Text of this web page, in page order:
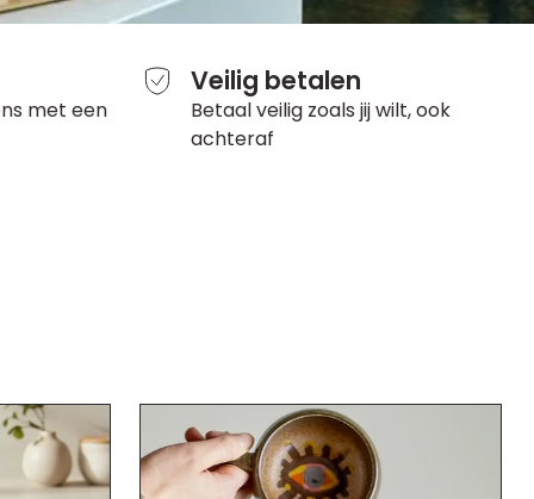
met een
Veilig betalen
Betaal veilig zoals jij wilt, ook
achteraf